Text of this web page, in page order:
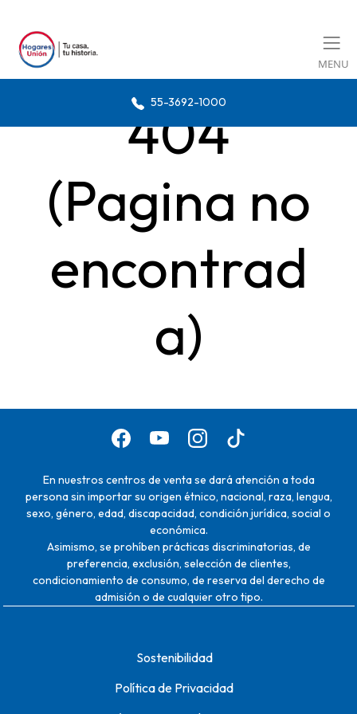
MENU
55-3692-1000
404
(Pagina no
encontrad
a)
En nuestros centros de venta se dará atención a toda
persona sin importar su origen étnico, nacional, raza, lengua,
sexo, género, edad, discapacidad, condición jurídica, social o
económica.
Asimismo, se prohíben prácticas discriminatorias, de
preferencia, exclusión, selección de clientes,
condicionamiento de consumo, de reserva del derecho de
admisión o de cualquier otro tipo.
Sostenibilidad
Política de Privacidad